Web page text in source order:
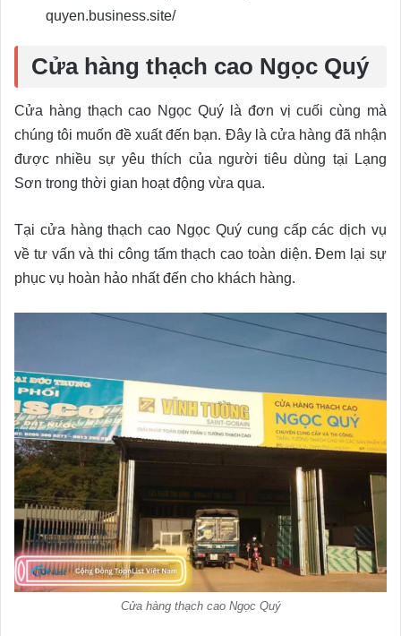
quyen.business.site/
Cửa hàng thạch cao Ngọc Quý
Cửa hàng thạch cao Ngọc Quý là đơn vị cuối cùng mà
chúng tôi muốn đề xuất đến bạn. Đây là cửa hàng đã nhận
được nhiều sự yêu thích của người tiêu dùng tại Lạng
Sơn trong thời gian hoạt động vừa qua.
Tại cửa hàng thạch cao Ngọc Quý cung cấp các dịch vụ
về tư vấn và thi công tấm thạch cao toàn diện. Đem lại sự
phục vụ hoàn hảo nhất đến cho khách hàng.
Cửa hàng thạch cao Ngọc Quý